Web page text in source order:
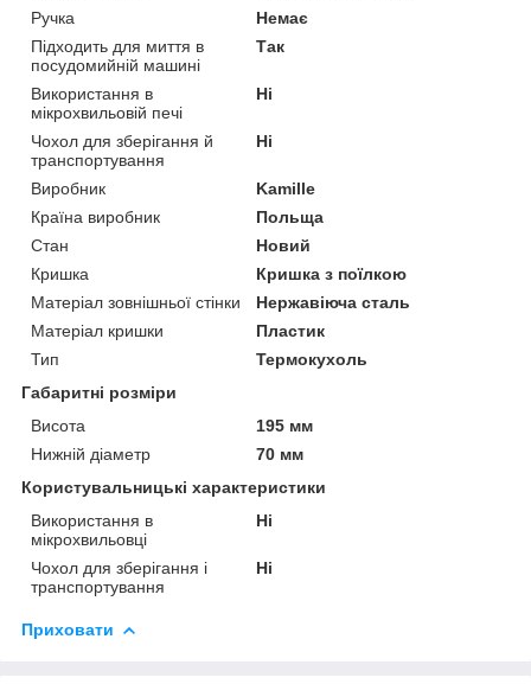
Ручка
Немає
Підходить для миття в
посудомийній машині
Так
Використання в
мікрохвильовій печі
Ні
Чохол для зберігання й
транспортування
Ні
Виробник
Kamille
Країна виробник
Польща
Стан
Новий
Кришка
Кришка з поїлкою
Матеріал зовнішньої стінки
Нержавіюча сталь
Матеріал кришки
Пластик
Тип
Термокухоль
Габаритні розміри
Висота
195 мм
Нижній діаметр
70 мм
Користувальницькі характеристики
Використання в
мікрохвильовці
Ні
Чохол для зберігання і
транспортування
Ні
Приховати